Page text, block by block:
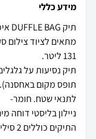
מידע כללי
תופס מקום
ניילון בליסטי דוחה
התיקים כוללים 2 סיליקון חזקים. התיק מחולק ל – 2 תאים גדולים.